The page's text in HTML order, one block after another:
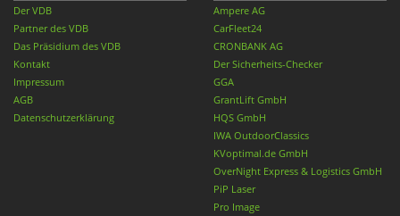
Der VDB
Partner des VDB
Das Präsidium des VDB
Kontakt
Impressum
AGB
Datenschutzerklärung
Ampere AG
CarFleet24
CRONBANK AG
Der Sicherheits-Checker
GGA
GrantLift GmbH
HQS GmbH
IWA OutdoorClassics
KVoptimal.de GmbH
OverNight Express & Logistics GmbH
PiP Laser
Pro Image